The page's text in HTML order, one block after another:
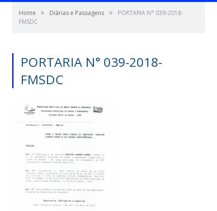
Home » Diárias e Passagens »
PORTARIA N° 039-2018-
FMSDC
PORTARIA N° 039-2018-
FMSDC